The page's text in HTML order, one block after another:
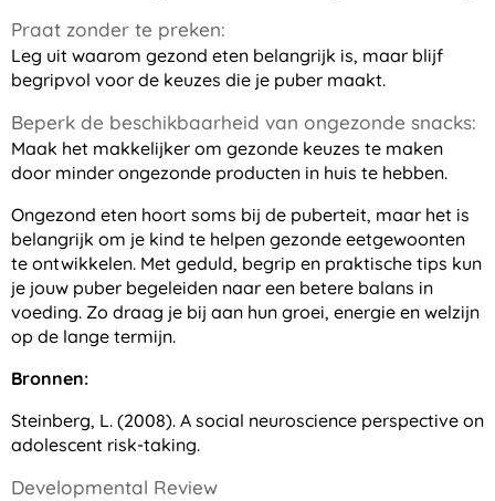
Praat zonder te preken:
Leg uit waarom gezond eten belangrijk is, maar blijf
begripvol voor de keuzes die je puber maakt.
Beperk de beschikbaarheid van ongezonde snacks:
Maak het makkelijker om gezonde keuzes te maken
door minder ongezonde producten in huis te hebben.
Ongezond eten hoort soms bij de puberteit, maar het is
belangrijk om je kind te helpen gezonde eetgewoonten
te ontwikkelen. Met geduld, begrip en praktische tips kun
je jouw puber begeleiden naar een betere balans in
voeding. Zo draag je bij aan hun groei, energie en welzijn
op de lange termijn.
Bronnen:
Steinberg, L. (2008). A social neuroscience perspective on
adolescent risk-taking.
Developmental Review